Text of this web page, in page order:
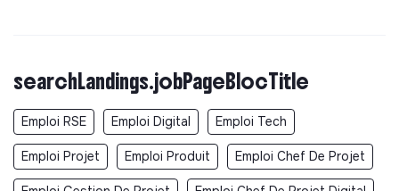
Informations pratiques liées au poste
Rémunération proposée : 45K€ à 58K€ selon le
profil et l'expérience du candidat.
searchLandings.jobPageBlocTitle
Emploi RSE Emploi Digital Emploi Tech
Emploi Projet Emploi Produit Emploi Chef De Projet